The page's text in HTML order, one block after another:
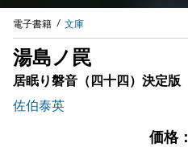
電子書籍 文庫
湯島ノ罠
居眠り磐音（四十四）決定版
佐伯泰英
価格：